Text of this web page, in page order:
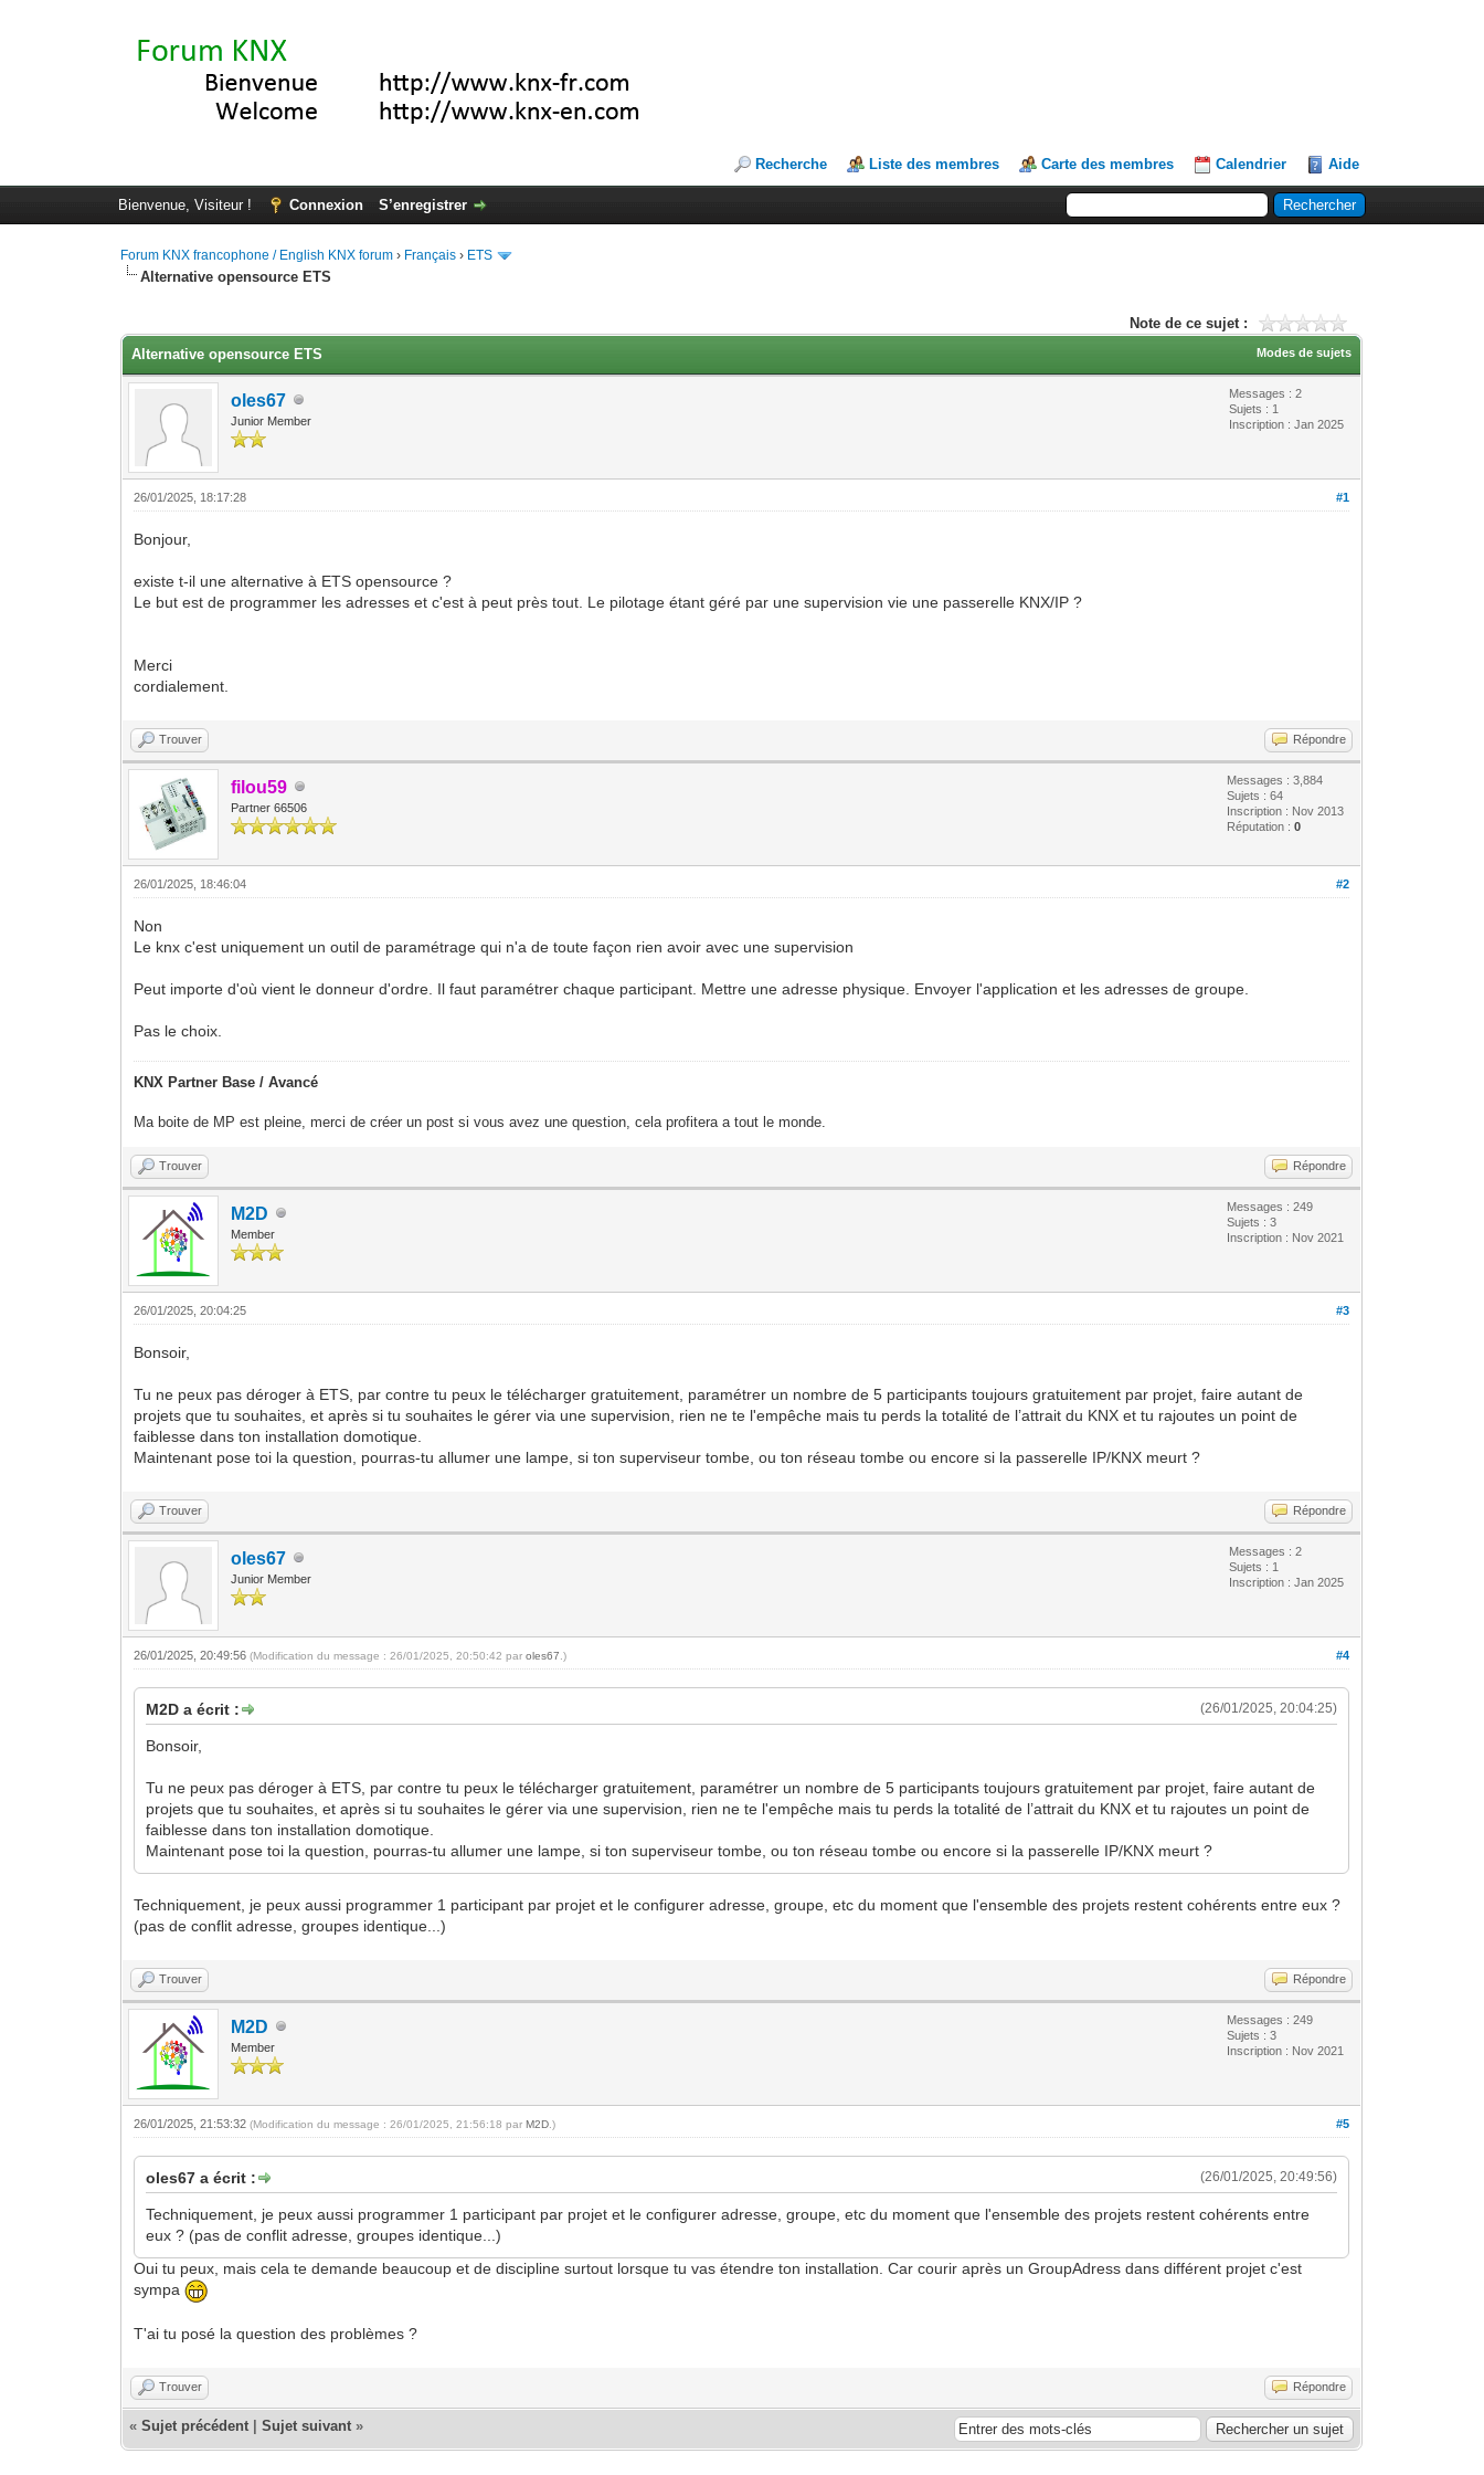
Recherche Liste des membres Carte des membres Calendrier Aide
Bienvenue, Visiteur ! Connexion S’enregistrer
Forum KNX francophone / English KNX forum › Français › ETS
Alternative opensource ETS
Note de ce sujet :
Modes de sujets
Alternative opensource ETS
oles67
Junior Member
Messages : 2
Sujets : 1
Inscription : Jan 2025
#1
26/01/2025, 18:17:28
Bonjour,
existe t-il une alternative à ETS opensource ?
Le but est de programmer les adresses et c'est à peut près tout. Le pilotage étant géré par une supervision vie une passerelle KNX/IP ?
Merci
cordialement.
Trouver Répondre
filou59
Partner 66506
Messages : 3,884
Sujets : 64
Inscription : Nov 2013
Réputation :0
#2
26/01/2025, 18:46:04
Non
Le knx c'est uniquement un outil de paramétrage qui n'a de toute façon rien avoir avec une supervision
Peut importe d'où vient le donneur d'ordre. Il faut paramétrer chaque participant. Mettre une adresse physique. Envoyer l'application et les adresses de groupe.
Pas le choix.
KNX Partner Base / Avancé
Ma boite de MP est pleine, merci de créer un post si vous avez une question, cela profitera a tout le monde.
Trouver Répondre
M2D
Member
Messages : 249
Sujets : 3
Inscription : Nov 2021
#3
26/01/2025, 20:04:25
Bonsoir,
Tu ne peux pas déroger à ETS, par contre tu peux le télécharger gratuitement, paramétrer un nombre de 5 participants toujours gratuitement par projet, faire autant de
projets que tu souhaites, et après si tu souhaites le gérer via une supervision, rien ne te l'empêche mais tu perds la totalité de l’attrait du KNX et tu rajoutes un point de
faiblesse dans ton installation domotique.
Maintenant pose toi la question, pourras-tu allumer une lampe, si ton superviseur tombe, ou ton réseau tombe ou encore si la passerelle IP/KNX meurt ?
Trouver Répondre
oles67
Junior Member
Messages : 2
Sujets : 1
Inscription : Jan 2025
#4
26/01/2025, 20:49:56(Modification du message : 26/01/2025, 20:50:42 paroles67 .)
(26/01/2025, 20:04:25)
M2D a écrit :
Bonsoir,
Tu ne peux pas déroger à ETS, par contre tu peux le télécharger gratuitement, paramétrer un nombre de 5 participants toujours gratuitement par projet, faire autant de
projets que tu souhaites, et après si tu souhaites le gérer via une supervision, rien ne te l'empêche mais tu perds la totalité de l’attrait du KNX et tu rajoutes un point de
faiblesse dans ton installation domotique.
Maintenant pose toi la question, pourras-tu allumer une lampe, si ton superviseur tombe, ou ton réseau tombe ou encore si la passerelle IP/KNX meurt ?
Techniquement, je peux aussi programmer 1 participant par projet et le configurer adresse, groupe, etc du moment que l'ensemble des projets restent cohérents entre eux ?
(pas de conflit adresse, groupes identique...)
Trouver Répondre
M2D
Member
Messages : 249
Sujets : 3
Inscription : Nov 2021
#5
26/01/2025, 21:53:32(Modification du message : 26/01/2025, 21:56:18 parM2D .)
(26/01/2025, 20:49:56)
oles67 a écrit :
Techniquement, je peux aussi programmer 1 participant par projet et le configurer adresse, groupe, etc du moment que l'ensemble des projets restent cohérents entre
eux ? (pas de conflit adresse, groupes identique...)
Oui tu peux, mais cela te demande beaucoup et de discipline surtout lorsque tu vas étendre ton installation. Car courir après un GroupAdress dans différent projet c'est
sympa
T'ai tu posé la question des problèmes ?
Trouver Répondre
«Sujet précédent |Sujet suivant »